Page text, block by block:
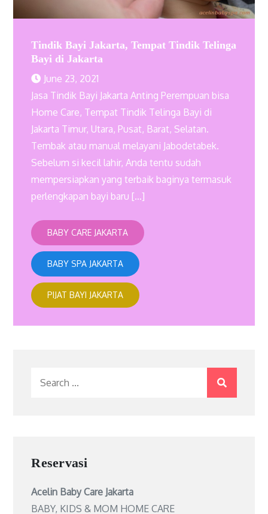
Tindik Bayi Jakarta, Tempat Tindik Telinga
Bayi di Jakarta
June 23, 2021
Jasa Tindik Bayi Jakarta Anting Perempuan bisa
Home Care, Tempat Tindik Telinga Bayi di
Jakarta Timur, Utara, Pusat, Barat, Selatan.
Tembak atau manual melayani Jabodetabek.
Sebelum si kecil lahir, Anda tentu sudah
mempersiapkan yang terbaik baginya termasuk
perlengkapan bayi baru […]
BABY CARE JAKARTA
BABY SPA JAKARTA
PIJAT BAYI JAKARTA
Search
Reservasi
Acelin Baby Care Jakarta
BABY, KIDS & MOM HOME CARE